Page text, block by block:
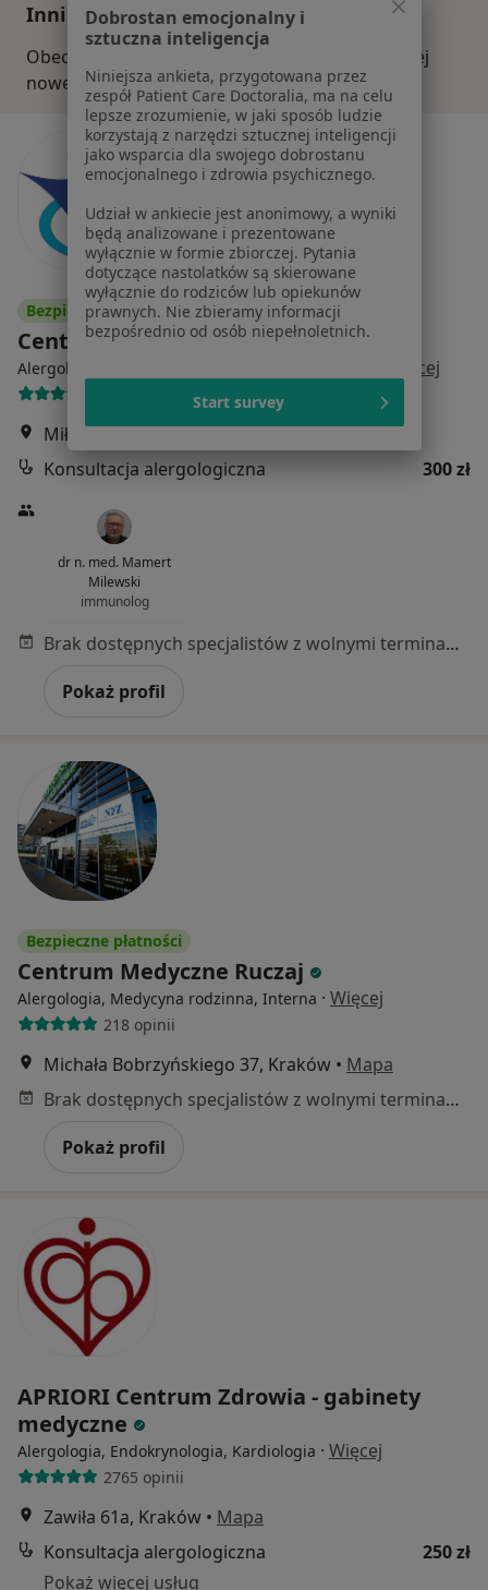
Inni specjaliści w Twojej okolicy
Obecnie nie ma wolnych miejsc. Sprawdź później
nowe oferty.
Bezpieczne płatności
Centrum Medyczne NOWOMED
Alergologia, Dermatologia, Medycyna estetyczna Więcej
Miłkowskiego 3/6, Kraków•Mapa
Konsultacja alergologiczna
300 zł
dr n. med. Mamert
Milewski
immunolog
Brak dostępnych specjalistów z wolnymi terminami w tym centrum medycznym.
Pokaż profil
Bezpieczne płatności
Centrum Medyczne Ruczaj
Alergologia, Medycyna rodzinna, Interna · Więcej
218 opinii
Michała Bobrzyńskiego 37, Kraków • Mapa
Brak dostępnych specjalistów z wolnymi terminami w tym centrum medycznym.
Pokaż profil
APRIORI Centrum Zdrowia - gabinety
medyczne
Alergologia, Endokrynologia, Kardiologia · Więcej
2765 opinii
Zawiła 61a, Kraków • Mapa
Konsultacja alergologiczna
250 zł
Pokaż więcej usług
Dobrostan emocjonalny i
sztuczna inteligencja
Niniejsza ankieta, przygotowana przez
zespół Patient Care Doctoralia, ma na celu
lepsze zrozumienie, w jaki sposób ludzie
korzystają z narzędzi sztucznej inteligencji
jako wsparcia dla swojego dobrostanu
emocjonalnego i zdrowia psychicznego.
Udział w ankiecie jest anonimowy, a wyniki
będą analizowane i prezentowane
wyłącznie w formie zbiorczej. Pytania
dotyczące nastolatków są skierowane
wyłącznie do rodziców lub opiekunów
prawnych. Nie zbieramy informacji
bezpośrednio od osób niepełnoletnich.
Start survey